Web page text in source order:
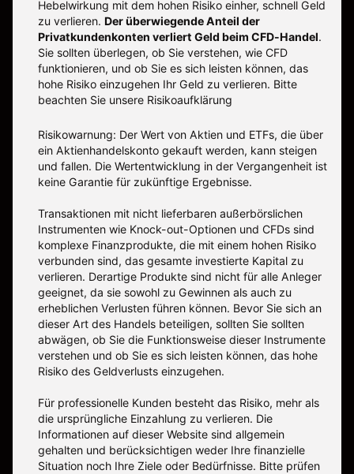
Hebelwirkung mit dem hohen Risiko einher, schnell Geld
zu verlieren. Der überwiegende Anteil der
Privatkundenkonten verliert Geld beim CFD-Handel.
Sie sollten überlegen, ob Sie verstehen, wie CFD
funktionieren, und ob Sie es sich leisten können, das
hohe Risiko einzugehen Ihr Geld zu verlieren. Bitte
beachten Sie unsere Risikoaufklärung
Risikowarnung: Der Wert von Aktien und ETFs, die über
ein Aktienhandelskonto gekauft werden, kann steigen
und fallen. Die Wertentwicklung in der Vergangenheit ist
keine Garantie für zukünftige Ergebnisse.
Transaktionen mit nicht lieferbaren außerbörslichen
Instrumenten wie Knock-out-Optionen und CFDs sind
komplexe Finanzprodukte, die mit einem hohen Risiko
verbunden sind, das gesamte investierte Kapital zu
verlieren. Derartige Produkte sind nicht für alle Anleger
geeignet, da sie sowohl zu Gewinnen als auch zu
erheblichen Verlusten führen können. Bevor Sie sich an
dieser Art des Handels beteiligen, sollten Sie sollten
abwägen, ob Sie die Funktionsweise dieser Instrumente
verstehen und ob Sie es sich leisten können, das hohe
Risiko des Geldverlusts einzugehen.
Für professionelle Kunden besteht das Risiko, mehr als
die ursprüngliche Einzahlung zu verlieren. Die
Informationen auf dieser Website sind allgemein
gehalten und berücksichtigen weder Ihre finanzielle
Situation noch Ihre Ziele oder Bedürfnisse. Bitte prüfen